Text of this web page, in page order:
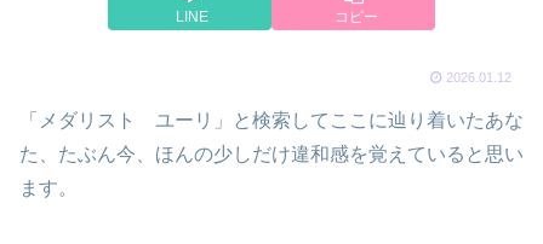
LINE コピー
2026.01.12
「メダリスト ユーリ」と検索してここに辿り着いたあな
た、たぶん今、ほんの少しだけ違和感を覚えていると思い
ます。